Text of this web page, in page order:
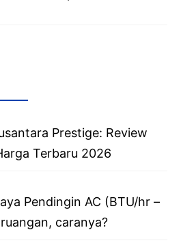
Prestige: Review
Terbaru 2026
Pendingin AC (BTU/hr –
caranya?